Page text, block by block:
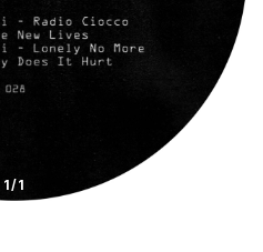
1/1